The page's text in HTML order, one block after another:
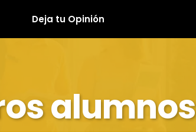
Deja tu Opinión
alumnos